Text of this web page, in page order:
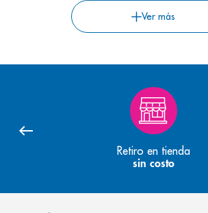
Retiro en tienda
sin costo